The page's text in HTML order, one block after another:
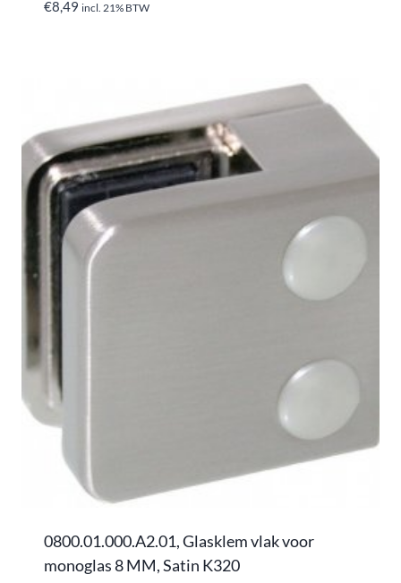
€8,49 incl. 21% BTW
0800.01.000.A2.01, Glasklem vlak voor
monoglas 8 MM, Satin K320